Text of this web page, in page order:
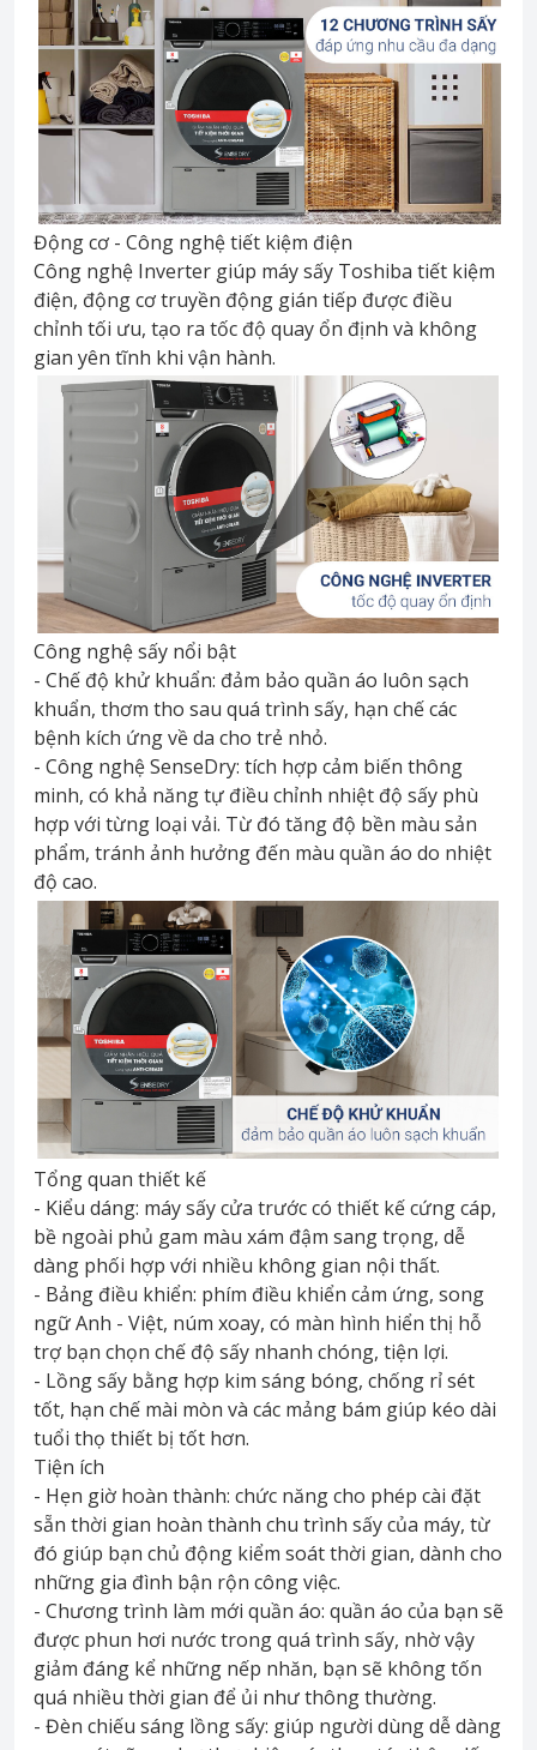
Động cơ - Công nghệ tiết kiệm điện
Công nghệ Inverter giúp máy sấy Toshiba tiết kiệm
điện, động cơ truyền động gián tiếp được điều
chỉnh tối ưu, tạo ra tốc độ quay ổn định và không
gian yên tĩnh khi vận hành.
Công nghệ sấy nổi bật
- Chế độ khử khuẩn: đảm bảo quần áo luôn sạch
khuẩn, thơm tho sau quá trình sấy, hạn chế các
bệnh kích ứng về da cho trẻ nhỏ.
- Công nghệ SenseDry: tích hợp cảm biến thông
minh, có khả năng tự điều chỉnh nhiệt độ sấy phù
hợp với từng loại vải. Từ đó tăng độ bền màu sản
phẩm, tránh ảnh hưởng đến màu quần áo do nhiệt
độ cao.
Tổng quan thiết kế
- Kiểu dáng: máy sấy cửa trước có thiết kế cứng cáp,
bề ngoài phủ gam màu xám đậm sang trọng, dễ
dàng phối hợp với nhiều không gian nội thất.
- Bảng điều khiển: phím điều khiển cảm ứng, song
ngữ Anh - Việt, núm xoay, có màn hình hiển thị hỗ
trợ bạn chọn chế độ sấy nhanh chóng, tiện lợi.
- Lồng sấy bằng hợp kim sáng bóng, chống rỉ sét
tốt, hạn chế mài mòn và các mảng bám giúp kéo dài
tuổi thọ thiết bị tốt hơn.
Tiện ích
- Hẹn giờ hoàn thành: chức năng cho phép cài đặt
sẵn thời gian hoàn thành chu trình sấy của máy, từ
đó giúp bạn chủ động kiểm soát thời gian, dành cho
những gia đình bận rộn công việc.
- Chương trình làm mới quần áo: quần áo của bạn sẽ
được phun hơi nước trong quá trình sấy, nhờ vậy
giảm đáng kể những nếp nhăn, bạn sẽ không tốn
quá nhiều thời gian để ủi như thông thường.
- Đèn chiếu sáng lồng sấy: giúp người dùng dễ dàng